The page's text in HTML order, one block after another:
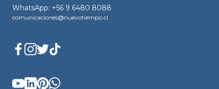
WhatsApp: +56 9 6480 8088
comunicaciones@nuevotiempo.cl